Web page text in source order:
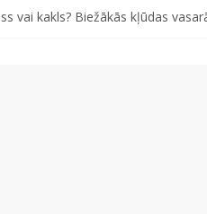
vai kakls? Biežākās kļūdas